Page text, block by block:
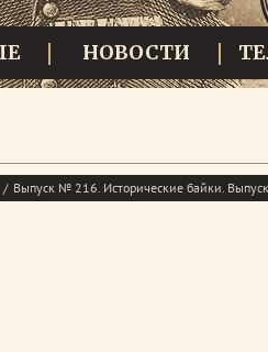
НОВОСТИ
Выпуск № 216. Исторические байки.